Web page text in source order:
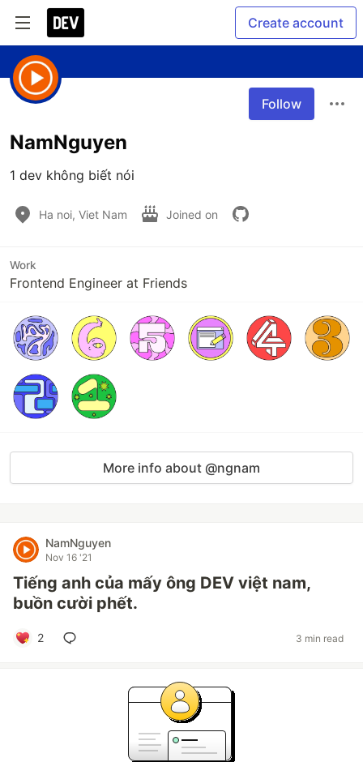
Create account
Follow
NamNguyen
1 dev không biết nói
Ha noi, Viet Nam Joined on
Work
Frontend Engineer at Friends
More info about @ngnam
NamNguyen
Nov 16 '21
Tiếng anh của mấy ông DEV việt nam,
buồn cười phết.
2 3 min read